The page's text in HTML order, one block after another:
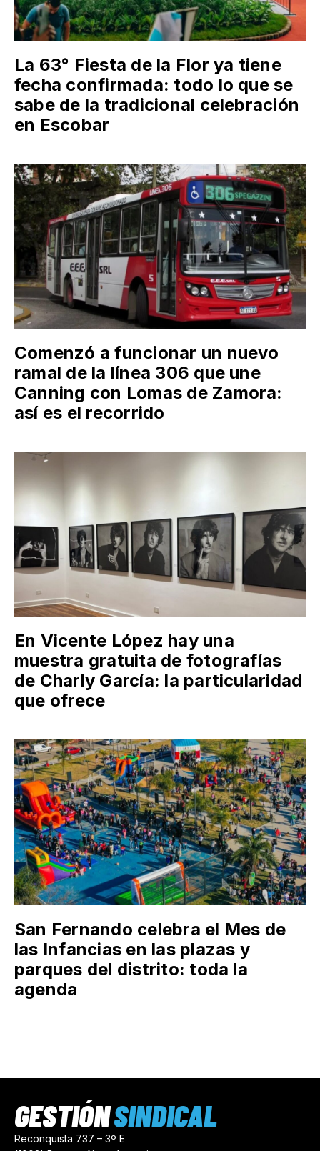
La 63° Fiesta de la Flor ya tiene
fecha confirmada: todo lo que se
sabe de la tradicional celebración
en Escobar
Comenzó a funcionar un nuevo
ramal de la línea 306 que une
Canning con Lomas de Zamora:
así es el recorrido
En Vicente López hay una
muestra gratuita de fotografías
de Charly García: la particularidad
que ofrece
San Fernando celebra el Mes de
las Infancias en las plazas y
parques del distrito: toda la
agenda
Reconquista 737 – 3º E
GESTIÓNSINDICAL